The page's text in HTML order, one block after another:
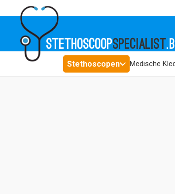
STETHOSCOOPSPECIALIST
Stethoscopen Medische